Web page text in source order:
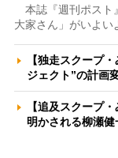
本誌『週刊ポスト
大家さん」がいよい
【独走スクープ
ジェクト”の計画
【追及スクープ
明かされる柳瀬